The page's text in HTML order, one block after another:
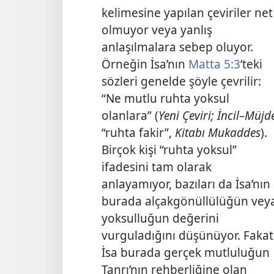
kelimesine yapılan çeviriler net
olmuyor veya yanlış
anlaşılmalara sebep oluyor.
Örneğin İsa’nın Matta 5:3’teki
sözleri genelde şöyle çevrilir:
“Ne mutlu ruhta yoksul
olanlara” (Yeni Çeviri;
“ruhta fakir”, Kitabı Mukaddes).
Birçok kişi “ruhta yoksul”
ifadesini tam olarak
anlayamıyor, bazıları da İsa’nın
burada alçakgönüllülüğün
yoksulluğun değerini
vurguladığını düşünüyor. Fakat
İsa burada gerçek mutluluğun
Tanrı’nın rehberliğine olan